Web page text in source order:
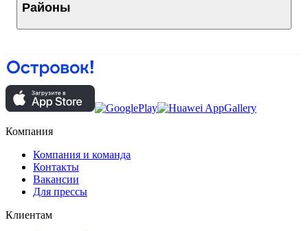
Районы
Компания
Компания и команда
Контакты
Вакансии
Для прессы
Клиентам